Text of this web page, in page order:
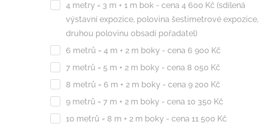
4 metry = 3 m + 1 m bok - cena 4 600 Kč (sdílená
výstavní expozice, polovina šestimetrové expozice,
druhou polovinu obsadí pořadatel)
6 metrů = 4 m + 2 m boky - cena 6 900 Kč
7 metrů = 5 m + 2 m boky - cena 8 050 Kč
8 metrů = 6 m + 2 m boky - cena 9 200 Kč
9 metrů = 7 m + 2 m boky - cena 10 350 Kč
10 metrů = 8 m + 2 m boky - cena 11 500 Kč